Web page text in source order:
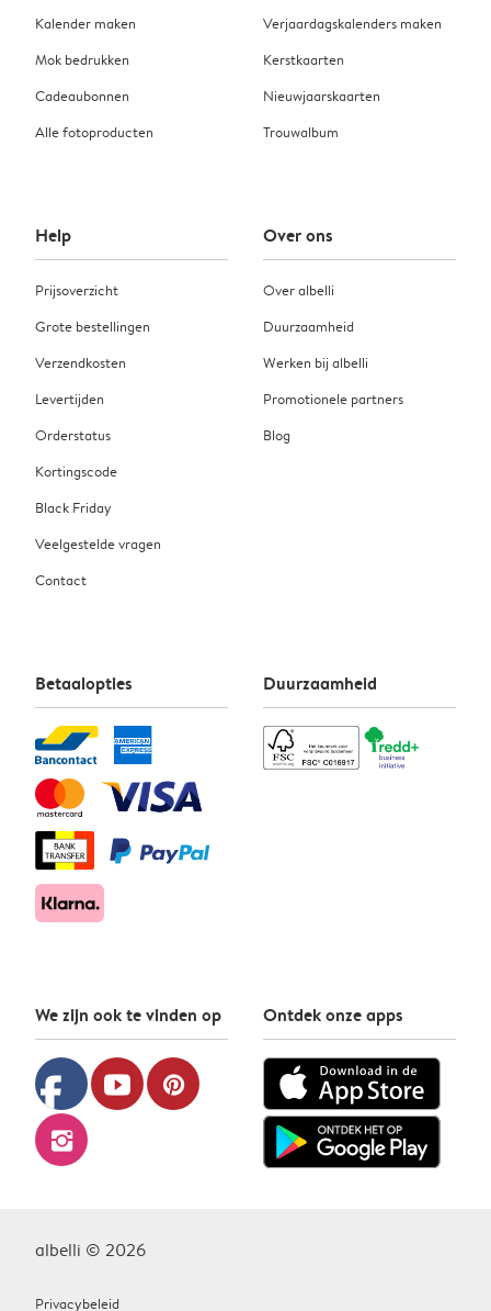
Kalender maken
Mok bedrukken
Cadeaubonnen
Alle fotoproducten
Verjaardagskalenders maken
Kerstkaarten
Nieuwjaarskaarten
Trouwalbum
Help
Prijsoverzicht
Grote bestellingen
Verzendkosten
Levertijden
Orderstatus
Kortingscode
Black Friday
Veelgestelde vragen
Contact
Over ons
Over albelli
Duurzaamheid
Werken bij albelli
Promotionele partners
Blog
Betaalopties Duurzaamheid
We zijn ook te vinden op
facebook youtube pinterest
instagram
Ontdek onze apps
albelli © 2026
Privacybeleid